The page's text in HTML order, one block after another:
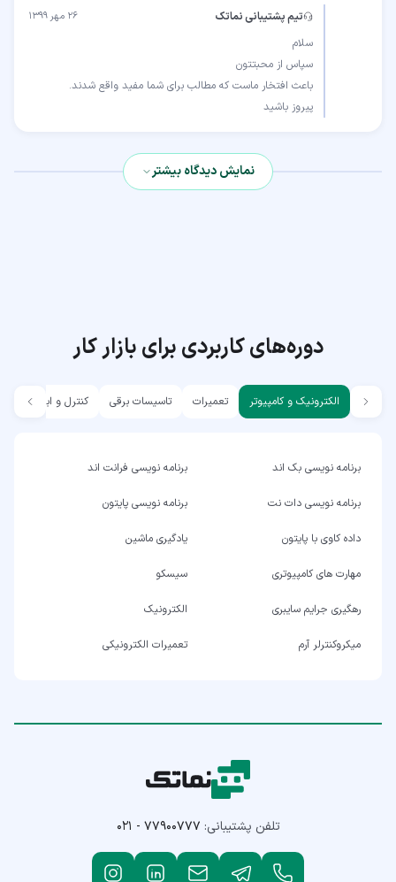
تیم پشتیبانی نماتک ۲۶ مهر ۱۳۹۹
پیروز باشید
نمایش دیدگاه بیشتر
دوره‌های کاربردی برای بازار کار
الکترونیک و کامپیوتر تعمیرات تاسیسات برقی کنترل و ابزار دقیق
برنامه نویسی بک اند برنامه نویسی فرانت اند
برنامه نویسی دات نت برنامه نویسی پایتون
داده کاوی با پایتون یادگیری ماشین
مهارت های کامپیوتری سیسکو
رهگیری جرایم سایبری الکترونیک
میکروکنترلر آرم تعمیرات الکترونیکی
تلفن پشتیبانی: ۰۲۱ - ۷۷۹۰۰۷۷۷